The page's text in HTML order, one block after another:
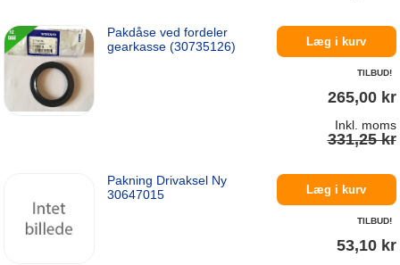
På lager
Pakdåse ved fordeler
gearkasse (30735126)
Læg i kurv
TILBUD!
265,00 kr
Inkl. moms
331,25 kr
På lager
Pakning Drivaksel Ny
30647015
Læg i kurv
TILBUD!
53,10 kr